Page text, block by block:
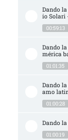
Dando
io Solari
00:59:13
Dando
mérica
01:01:35
Dando la
amo
01:00:28
Dando
01:00:19